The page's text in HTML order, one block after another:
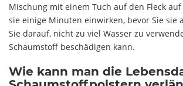
Mischung mit einem Tuch auf den Fleck
sie einige Minuten einwirken, bevor Sie sie
Sie darauf, nicht zu viel Wasser zu
Schaumstoff beschädigen kann.
Wie kann man die